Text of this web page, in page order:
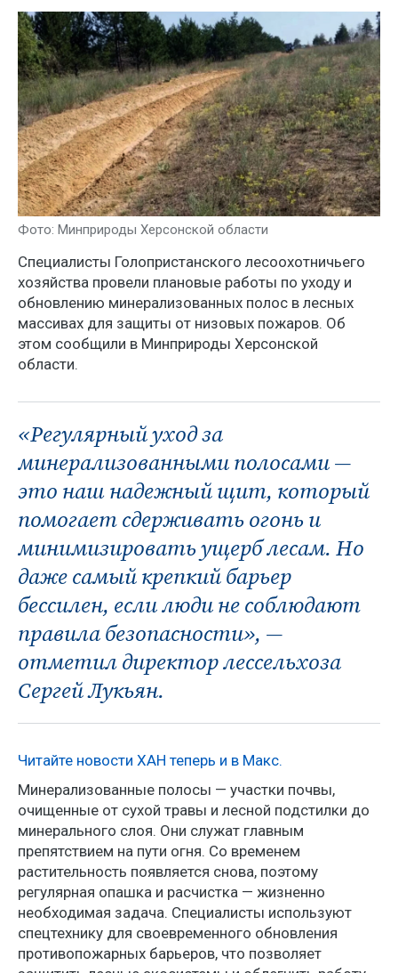
Фото: Минприроды Херсонской области
Специалисты Голопристанского лесоохотничьего
хозяйства провели плановые работы по уходу и
обновлению минерализованных полос в лесных
массивах для защиты от низовых пожаров. Об
этом сообщили в Минприроды Херсонской
области.
«Регулярный уход за
минерализованными полосами —
это наш надежный щит, который
помогает сдерживать огонь и
минимизировать ущерб лесам. Но
даже самый крепкий барьер
бессилен, если люди не соблюдают
правила безопасности», —
отметил директор лессельхоза
Сергей Лукьян.
Читайте новости ХАН теперь и в Макс.
Минерализованные полосы — участки почвы,
очищенные от сухой травы и лесной подстилки до
минерального слоя. Они служат главным
препятствием на пути огня. Со временем
растительность появляется снова, поэтому
регулярная опашка и расчистка — жизненно
необходимая задача. Специалисты используют
спецтехнику для своевременного обновления
противопожарных барьеров, что позволяет